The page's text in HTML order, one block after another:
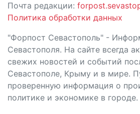
Почта редакции:
Политика обработки данных
"Форпост Севастополь" -
Севастополя. На сайте всегда
свежих новостей и событий
Севастополе, Крыму и в мире.
проверенную информация о
политике и экономике в городе.